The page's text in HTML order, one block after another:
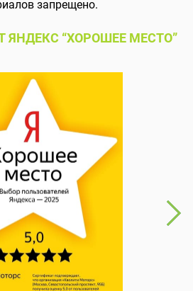
запрещено.
ЯНДЕКС “ХОРОШЕЕ МЕСТО”